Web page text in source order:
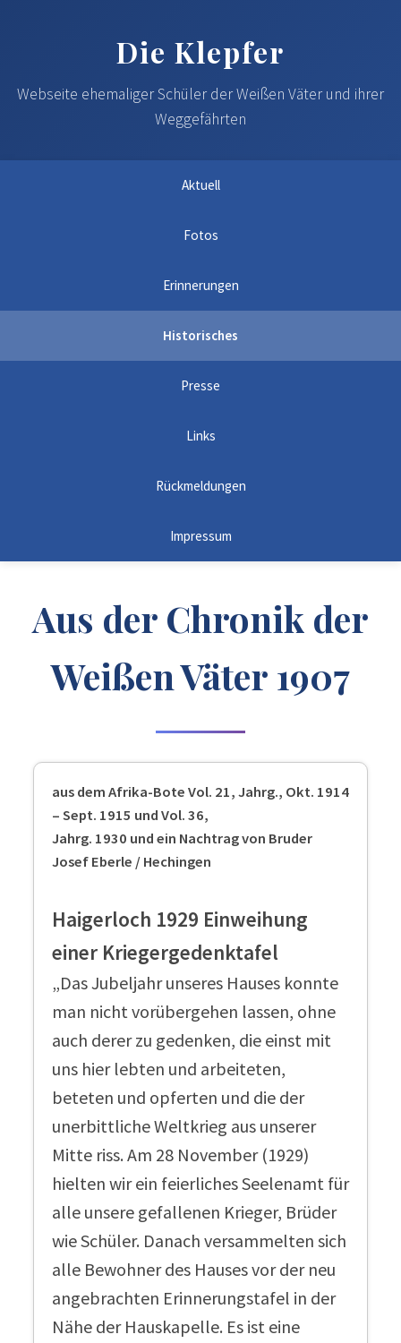
Die Klepfer
Webseite ehemaliger Schüler der Weißen Väter und ihrer
Weggefährten
Aktuell
Fotos
Erinnerungen
Historisches
Presse
Links
Rückmeldungen
Impressum
Aus der Chronik der
Weißen Väter 1907
aus dem Afrika-Bote Vol. 21, Jahrg., Okt. 1914
– Sept. 1915 und Vol. 36,
Jahrg. 1930 und ein Nachtrag von Bruder
Josef Eberle / Hechingen
Haigerloch 1929 Einweihung
einer Kriegergedenktafel
„Das Jubeljahr unseres Hauses konnte
man nicht vorübergehen lassen, ohne
auch derer zu gedenken, die einst mit
uns hier lebten und arbeiteten,
beteten und opferten und die der
unerbittliche Weltkrieg aus unserer
Mitte riss. Am 28 November (1929)
hielten wir ein feierliches Seelenamt für
alle unsere gefallenen Krieger, Brüder
wie Schüler. Danach versammelten sich
alle Bewohner des Hauses vor der neu
angebrachten Erinnerungstafel in der
Nähe der Hauskapelle. Es ist eine